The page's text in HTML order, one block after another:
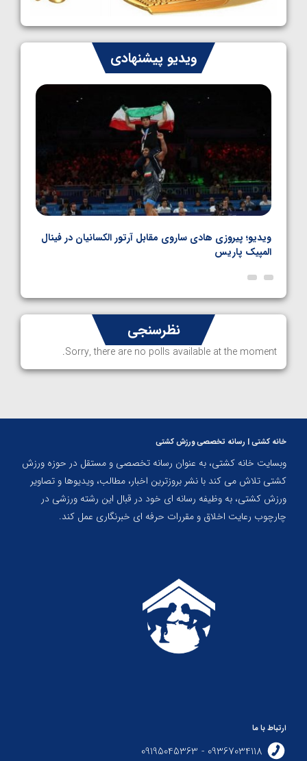
سوم برای ایران
1405/05/07
ایران چشم به راه چهار مدال در پنج وزن دوم
کشتی فرنگی نوجوانان جهان
1405/05/06
ویدیو پیشنهادی
ویدیو؛ پیروزی هادی ساروی مقابل آرتور الکسانیان در فینال
المپیک پاریس
نظرسنجی
Sorry, there are no polls available at the moment.
خانه کشتی | رسانه تخصصی ورزش کشتی
وبسایت خانه کشتی، به عنوان رسانه تخصصی و مستقل در حوزه ورزش
کشتی تلاش می کند با نشر بروزترین اخبار، مطالب، ویدیوها و تصاویر
ورزش کشتی، به وظیفه رسانه ای خود در قبال این رشته ورزشی در
چارچوب رعایت اخلاق و مقررات حرفه ای خبرنگاری عمل کند.
ارتباط با ما
09367034118 - 09195045363